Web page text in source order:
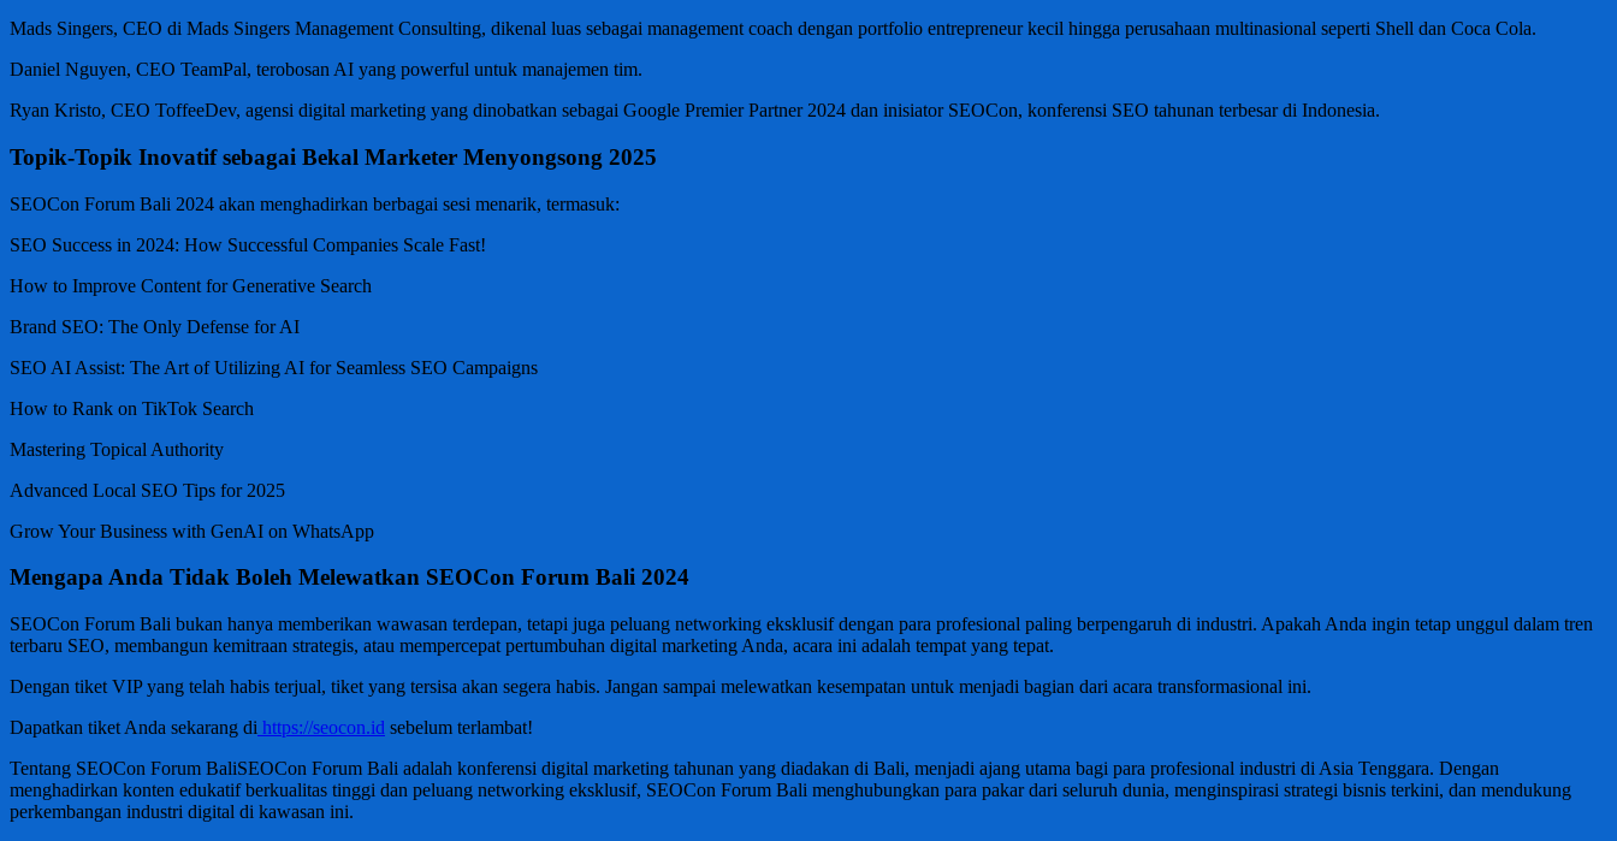
Mads Singers, CEO di Mads Singers Management Consulting, dikenal luas sebagai management coach dengan portfolio entrepreneur kecil hingga perusahaan multinasional seperti Shell dan Coca Cola.
Daniel Nguyen, CEO TeamPal, terobosan AI yang powerful untuk manajemen tim.
Ryan Kristo, CEO ToffeeDev, agensi digital marketing yang dinobatkan sebagai Google Premier Partner 2024 dan inisiator SEOCon, konferensi SEO tahunan terbesar di Indonesia.
Topik-Topik Inovatif sebagai Bekal Marketer Menyongsong 2025
SEOCon Forum Bali 2024 akan menghadirkan berbagai sesi menarik, termasuk:
SEO Success in 2024: How Successful Companies Scale Fast!
How to Improve Content for Generative Search
Brand SEO: The Only Defense for AI
SEO AI Assist: The Art of Utilizing AI for Seamless SEO Campaigns
How to Rank on TikTok Search
Mastering Topical Authority
Advanced Local SEO Tips for 2025
Grow Your Business with GenAI on WhatsApp
Mengapa Anda Tidak Boleh Melewatkan SEOCon Forum Bali 2024
SEOCon Forum Bali bukan hanya memberikan wawasan terdepan, tetapi juga peluang networking eksklusif dengan para profesional paling berpengaruh di industri. Apakah Anda ingin tetap unggul dalam tren
terbaru SEO, membangun kemitraan strategis, atau mempercepat pertumbuhan digital marketing Anda, acara ini adalah tempat yang tepat.
Dengan tiket VIP yang telah habis terjual, tiket yang tersisa akan segera habis. Jangan sampai melewatkan kesempatan untuk menjadi bagian dari acara transformasional ini.
Dapatkan tiket Anda sekarang di https://seocon.id sebelum terlambat!
Tentang SEOCon Forum BaliSEOCon Forum Bali adalah konferensi digital marketing tahunan yang diadakan di Bali, menjadi ajang utama bagi para profesional industri di Asia Tenggara. Dengan
menghadirkan konten edukatif berkualitas tinggi dan peluang networking eksklusif, SEOCon Forum Bali menghubungkan para pakar dari seluruh dunia, menginspirasi strategi bisnis terkini, dan mendukung
perkembangan industri digital di kawasan ini.